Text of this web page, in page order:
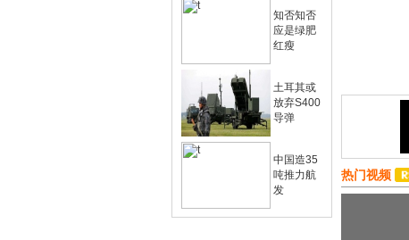
知否知否
应是绿肥
红瘦
土耳其或
放弃S400
导弹
中国造35
吨推力航
发
热门视频